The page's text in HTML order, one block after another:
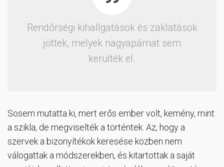
Rendőrségi kihallgatások és zaklatások
jöttek, melyek nagyapámat sem
kerülték el.
Sosem mutatta ki, mert erős ember volt, kemény, mint
a szikla, de megviselték a történtek. Az, hogy a
szervek a bizonyítékok keresése közben nem
válogattak a módszerekben, és kitartottak a saját